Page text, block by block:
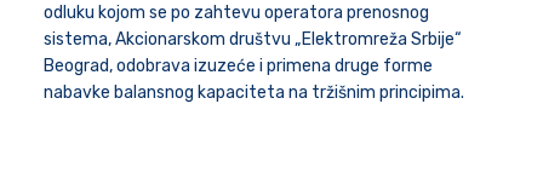
odluku kojom se po zahtevu operatora prenosnog
sistema, Akcionarskom društvu „Elektromreža Srbije“
Beograd, odobrava izuzeće i primena druge forme
nabavke balansnog kapaciteta na tržišnim principima.